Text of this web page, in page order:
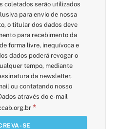
coletados serão utilizados
para envio de nossa
o titular dos dados deve
para recebimento da
forma livre, inequívoca e
dados poderá revogar o
tempo, mediante
da newsletter,
ou contatando nosso
através do e-mail
*